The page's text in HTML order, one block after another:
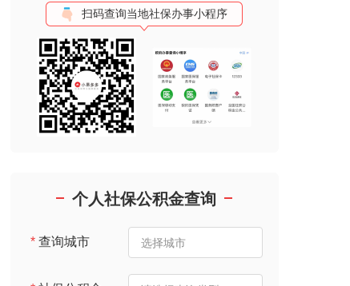
扫码查询当地社保办事小程序
个人社保公积金查询
*查询城市